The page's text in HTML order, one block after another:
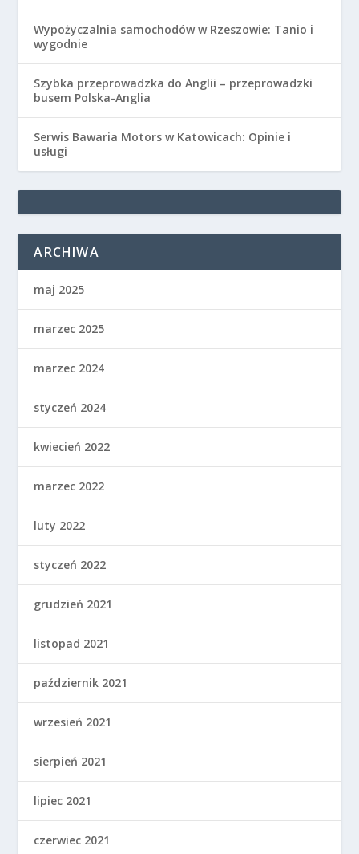
Wypożyczalnia samochodów w Rzeszowie: Tanio i
wygodnie
Szybka przeprowadzka do Anglii – przeprowadzki
busem Polska-Anglia
Serwis Bawaria Motors w Katowicach: Opinie i
usługi
ARCHIWA
maj 2025
marzec 2025
marzec 2024
styczeń 2024
kwiecień 2022
marzec 2022
luty 2022
styczeń 2022
grudzień 2021
listopad 2021
październik 2021
wrzesień 2021
sierpień 2021
lipiec 2021
czerwiec 2021